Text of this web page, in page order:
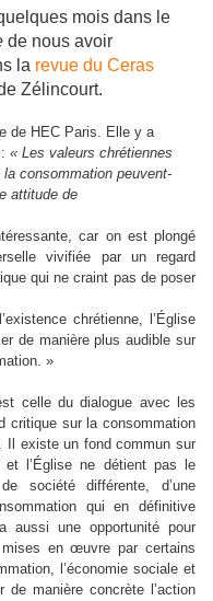
mois dans le
de nous avoir
la revue du Ceras
Zélincourt.
de HEC Paris. Elle y a
« Les valeurs chrétiennes
consommation peuvent-
attitude de
car on est plongé
vivifiée par un regard
qui ne craint pas de poser
chrétienne, l’Église
de manière plus audible sur
»
celle du dialogue avec les
critique sur la consommation
Il existe un fond commun sur
et l’Église ne détient pas le
société différente, d’une
qui en définitive
une opportunité pour
mises en œuvre par certains
l’économie sociale et
de manière concrète l’action